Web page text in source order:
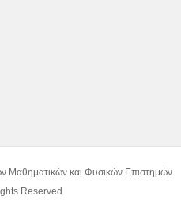
και Φυσικών Επιστημών
Reserved